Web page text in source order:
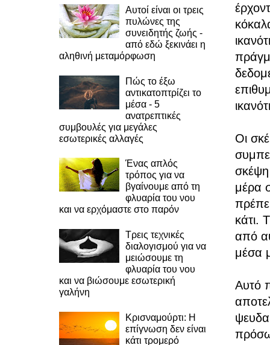
Οι
σκέψη
μέρα
κάτι.
από
μέσα
Αυτό
Αυτοί είναι οι τρεις
πυλώνες της
συνειδητής ζωής -
από εδώ ξεκινάει η
αληθινή μεταμόρφωση
Πώς το έξω
αντικατοπτρίζει το
μέσα - 5
ανατρεπτικές
συμβουλές για μεγάλες
εσωτερικές αλλαγές
Ένας απλός
τρόπος για να
βγαίνουμε από τη
φλυαρία του νου
και να ερχόμαστε στο παρόν
Τρεις τεχνικές
διαλογισμού για να
μειώσουμε τη
φλυαρία του νου
και να βιώσουμε εσωτερική
γαλήνη
Κρισναμούρτι: Η
επίγνωση δεν είναι
κάτι τρομερό